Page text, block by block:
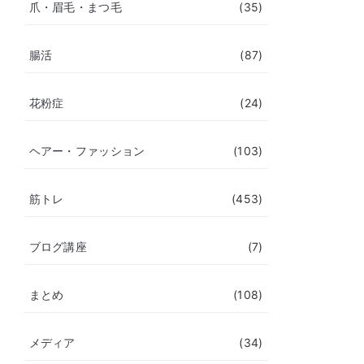
爪・眉毛・まつ毛 (35)
腸活 (87)
花粉症 (24)
ヘアー・ファッション (103)
筋トレ (453)
ブログ講座 (7)
まとめ (108)
メディア (34)